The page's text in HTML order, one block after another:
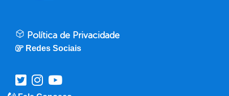
Política de Privacidade
Redes Sociais